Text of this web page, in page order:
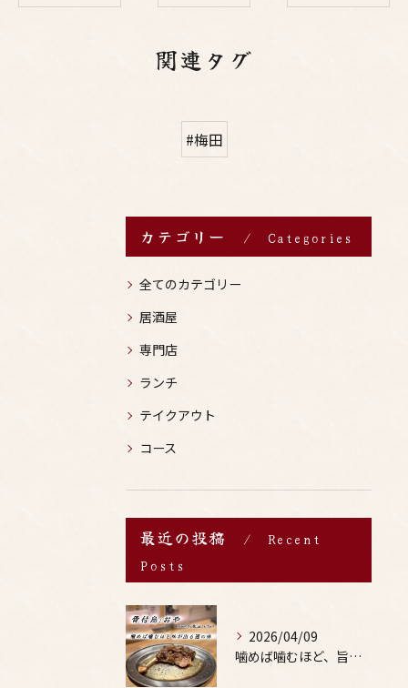
関連タグ
#梅田
カテゴリー Categories
全てのカテゴリー
居酒屋
専門店
ランチ
テイクアウト
コース
最近の投稿
Recent
Posts
2026/04/09
噛めば噛むほど、旨みがあふれる。